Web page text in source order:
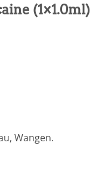
(1×1.0ml)
Wangen.